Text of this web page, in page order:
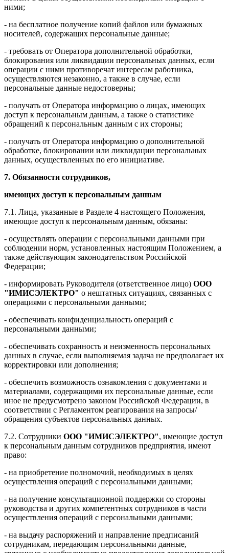
ними;
- на бесплатное получение копий файлов или бумажных
носителей, содержащих персональные данные;
- требовать от Оператора дополнительной обработки,
блокирования или ликвидации персональных данных, если
операции с ними противоречат интересам работника,
осуществляются незаконно, а также в случае, если
персональные данные недостоверны;
- получать от Оператора информацию о лицах, имеющих
доступ к персональным данным, а также о статистике
обращений к персональным данным с их стороны;
- получать от Оператора информацию о дополнительной
обработке, блокировании или ликвидации персональных
данных, осуществленных по его инициативе.
7. Обязанности сотрудников,
имеющих доступ к персональным данным
7.1. Лица, указанные в Разделе 4 настоящего Положения,
имеющие доступ к персональным данным, обязаны:
- осуществлять операции с персональными данными при
соблюдении норм, установленных настоящим Положением, а
также действующим законодательством Российской
Федерации;
- информировать Руководителя (ответственное лицо) ООО
"ИМИСЭЛЕКТРО" о нештатных ситуациях, связанных с
операциями с персональными данными;
- обеспечивать конфиденциальность операций с
персональными данными;
- обеспечивать сохранность и неизменность персональных
данных в случае, если выполняемая задача не предполагает их
корректировки или дополнения;
- обеспечить возможность ознакомления с документами и
материалами, содержащими их персональные данные, если
иное не предусмотрено законом Российской Федерации, в
соответствии с Регламентом реагирования на запросы/
обращения субъектов персональных данных.
7.2. Сотрудники ООО "ИМИСЭЛЕКТРО", имеющие доступ
к персональным данным сотрудников предприятия, имеют
право:
- на приобретение полномочий, необходимых в целях
осуществления операций с персональными данными;
- на получение консультационной поддержки со стороны
руководства и других компетентных сотрудников в части
осуществления операций с персональными данными;
- на выдачу распоряжений и направление предписаний
сотрудникам, передающим персональными данные,